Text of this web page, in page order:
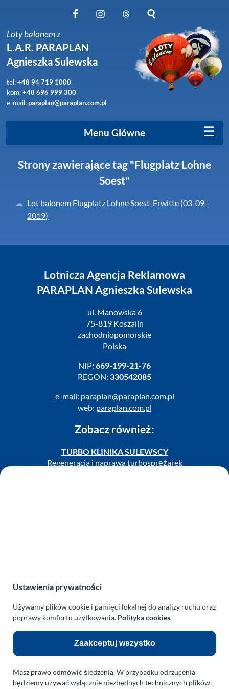
Obserwuj nas na Instagram
Obserwuj nas na Threads
Szukaj na stronie
Loty balonem z
L.A.R. PARAPLAN
Agnieszka Sulewska
tel:+48 94 719 1000
kom:+48 696 999 300
e-mail:paraplan@paraplan.com.pl
Menu Główne ☰
Strony zawierające tag "Flugplatz Lohne
Soest"
Lot balonem Flugplatz Lohne Soest-Erwitte (03-09-
2019)
Lotnicza Agencja Reklamowa
PARAPLAN Agnieszka Sulewska
ul. Manowska 6
75-819 Koszalin
zachodniopomorskie
Polska
NIP: 669-199-21-76
REGON: 330542085
e-mail: paraplan@paraplan.com.pl
web: paraplan.com.pl
Zobacz również:
TURBO KLINIKA SULEWSCY
Regeneracja i naprawa turbosprężarek
Odnośniki:
Flight Operations Consulting
Bolling Modellballone
Motopark Koszalin
Farma Agroturystyczna
Rodzina Wolarków
Ustawienia prywatności
Używamy plików cookie i pamięci lokalnej do analizy ruchu oraz
poprawy komfortu użytkowania. Polityka cookies.
Zaakceptuj wszystko
Masz prawo odmówić śledzenia. W przypadku odrzucenia
będziemy używać wyłącznie niezbędnych technicznych plików